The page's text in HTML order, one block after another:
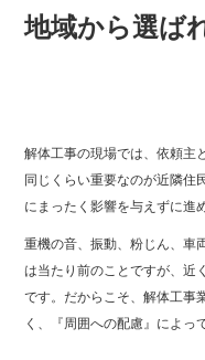
地域から選ば
解体工事の現場では、依頼主
同じくらい重要なのが近隣住
にまったく影響を与えずに進
重機の音、振動、粉じん、車
は当たり前のことですが、近
です。だからこそ、解体工事
く、『周囲への配慮』によっ